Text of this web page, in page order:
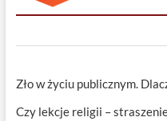
Zło w życiu publicznym.
Czy lekcje religii –